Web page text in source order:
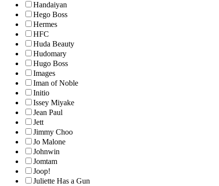
Handaiyan
Hego Boss
Hermes
HFC
Huda Beauty
Hudomary
Hugo Boss
Images
Iman of Noble
Initio
Issey Miyake
Jean Paul
Jett
Jimmy Choo
Jo Malone
Johnwin
Jomtam
Joop!
Juliette Has a Gun